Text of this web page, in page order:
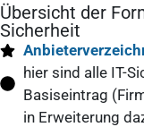
Übersicht der
Sicherheit
hier sind alle IT-
Basiseintrag
in Erweiterung